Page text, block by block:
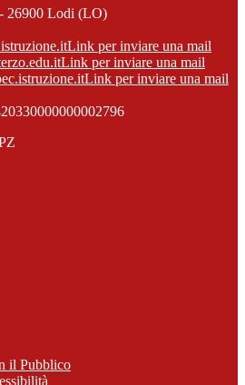
26900 Lodi (LO)
Link per inviare una mail
Link per inviare una mail
Link per inviare una mail
il Pubblico